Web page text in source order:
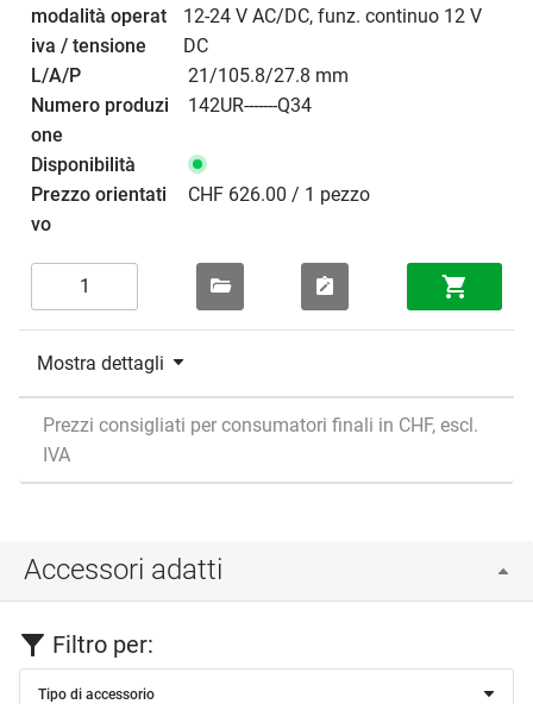
12-24 V AC/DC, funz. continuo 12 V
DC
21/105.8/27.8 mm
142UR-------Q34
CHF 626.00 / 1 pezzo
Mostra dettagli
Prezzi consigliati per consumatori finali in CHF, escl.
IVA
Accessori adatti
Filtro per:
Tipo di accessorio